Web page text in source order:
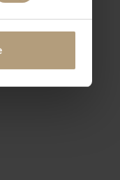
du har givet